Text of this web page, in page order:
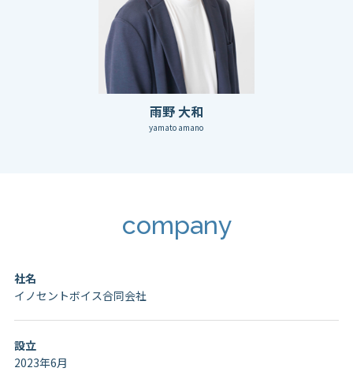
雨野 大和
yamato amano
company
社名
イノセントボイス合同会社
設立
2023年6月